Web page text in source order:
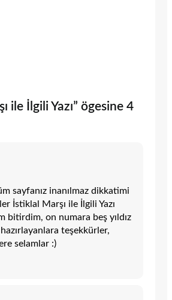
ile İlgili Yazı” ögesine 4
sayfanız inanılmaz dikkatimi
İstiklal Marşı ile İlgili Yazı
bitirdim, on numara beş yıldız
teşekkürler,
selamlar :)